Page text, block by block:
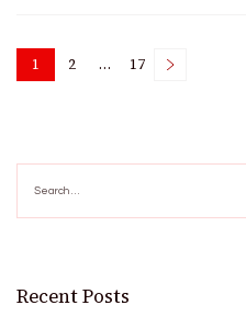
Posts
Page
1 Page
2 … Page
17
for:
Recent Posts